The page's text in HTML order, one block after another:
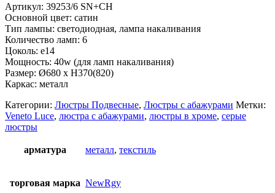
Артикул: 39253/6 SN+CH
Основной цвет: сатин
Тип лампы: светодиодная, лампа накаливания
Количество ламп: 6
Цоколь: e14
Мощность: 40w (для ламп накаливания)
Размер: Ø680 x H370(820)
Каркас: металл
Категории: Люстры Подвесные, Люстры с абажурами Метки:
Veneto Luce, люстра с абажурами, люстры в хроме, серые
люстры
арматура металл, текстиль
торговая марка NewRgy